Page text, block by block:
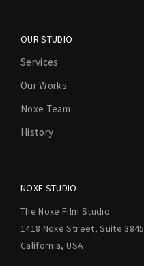
OUR STUDIO
Services
Our Works
Noxe Team
History
NOXE STUDIO
The Noxe Film Studio
1418 Noxe Street, Suite 3845
California, USA